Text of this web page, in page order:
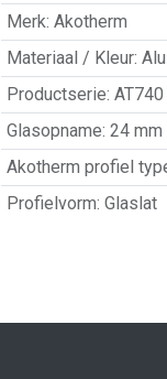
Merk: Akotherm
Materiaal / Kleur:
Productserie: AT740
Glasopname: 24 mm
Akotherm profiel
Profielvorm: Glaslat